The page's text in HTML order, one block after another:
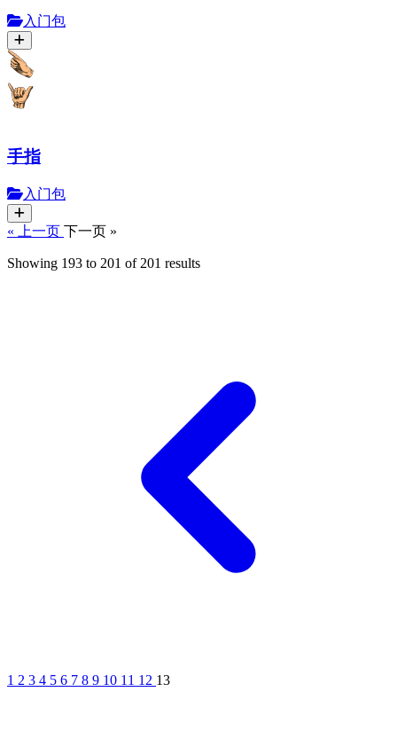
入门包
手指
入门包
« 上一页 下一页 »
Showing 193 to 201 of 201 results
1 2 3 4 5 6 7 8 9 10 11 12 13